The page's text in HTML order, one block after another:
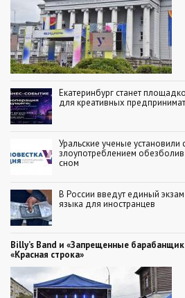
Екатеринбург станет
для креативных
Уральские ученые установили
злоупотреблением
сном
В России введут единый
языка для иностранцев
Billy’s Band и «Запрещенные
«Красная строка»